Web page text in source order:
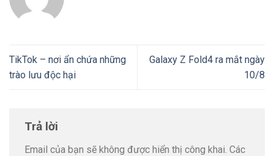
TikTok – nơi ẩn chứa những
trào lưu độc hại
Galaxy Z Fold4 ra mắt ngày
10/8
Trả lời
Email của bạn sẽ không được hiển thị công khai. Các